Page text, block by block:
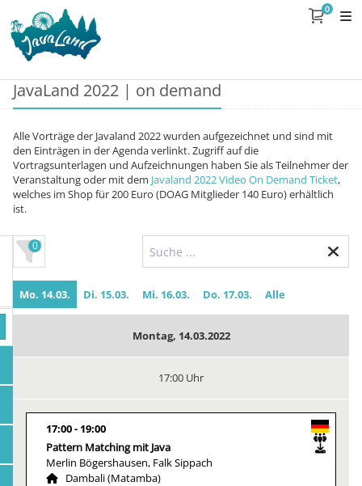
0
JavaLand 2022 | on demand
Alle Vorträge der Javaland 2022 wurden aufgezeichnet und sind mit
den Einträgen in der Agenda verlinkt. Zugriff auf die
Vortragsunterlagen und Aufzeichnungen haben Sie als Teilnehmer der
Veranstaltung oder mit dem Javaland 2022 Video On Demand Ticket,
welches im Shop für 200 Euro (DOAG Mitglieder 140 Euro) erhältlich
ist.
0
Mo. 14.03. Di. 15.03. Mi. 16.03. Do. 17.03. Alle
Montag, 14.03.2022
17:00 Uhr
17:00
19:00
Pattern Matching mit Java
Merlin Bögershausen, Falk Sippach
Dambali (Matamba)